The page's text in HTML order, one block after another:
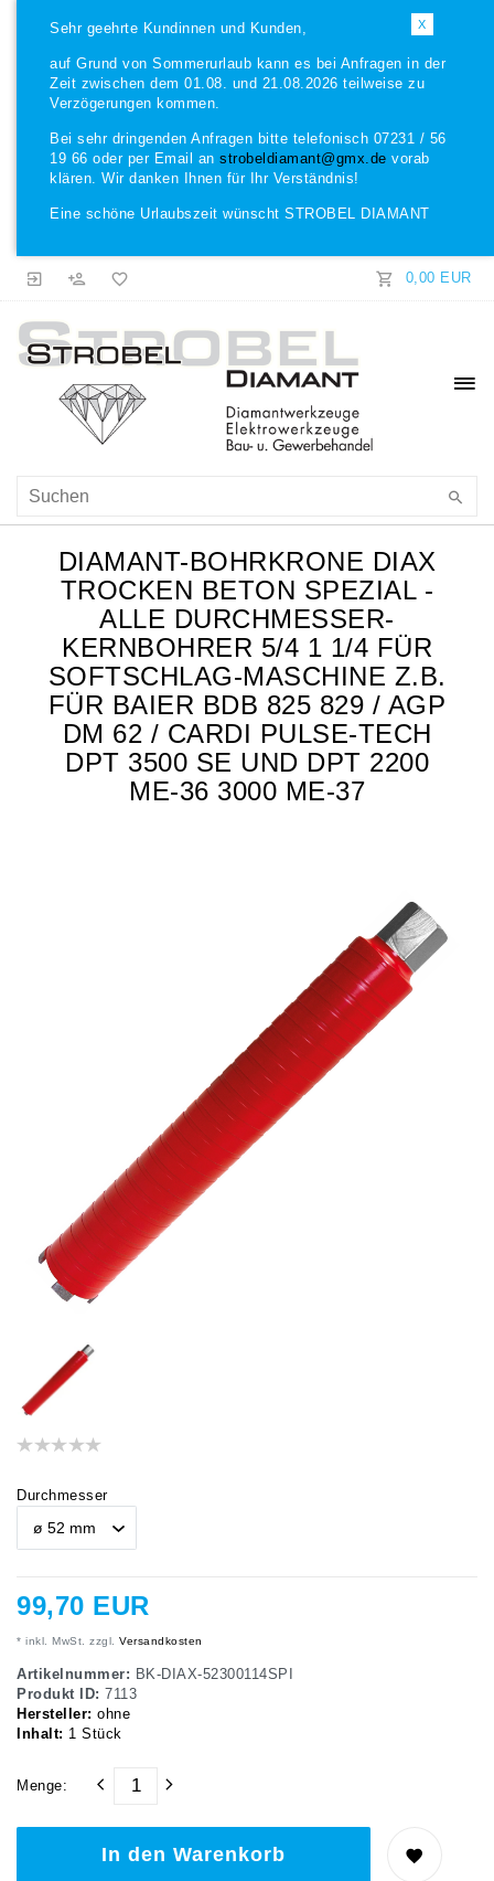
X
Sehr geehrte Kundinnen und Kunden,
auf Grund von Sommerurlaub kann es bei Anfragen in der
Zeit zwischen dem 01.08. und 21.08.2026 teilweise zu
Verzögerungen kommen.
Bei sehr dringenden Anfragen bitte telefonisch 07231 / 56
19 66 oder per Email an strobeldiamant@gmx.de vorab
klären. Wir danken Ihnen für Ihr Verständnis!
Eine schöne Urlaubszeit wünscht STROBEL DIAMANT
0,00 EUR
DIAMANT-BOHRKRONE DIAX
TROCKEN BETON SPEZIAL -
ALLE DURCHMESSER-
KERNBOHRER 5/4 1 1/4 FÜR
SOFTSCHLAG-MASCHINE Z.B.
FÜR BAIER BDB 825 829 / AGP
DM 62 / CARDI PULSE-TECH
DPT 3500 SE UND DPT 2200
ME-36 3000 ME-37
Durchmesser
99,70 EUR
* inkl. MwSt. zzgl. Versandkosten
Artikelnummer: BK-DIAX-52300114SPI
Produkt ID: 7113
Hersteller: ohne
Inhalt: 1 Stück
Menge:
In den Warenkorb